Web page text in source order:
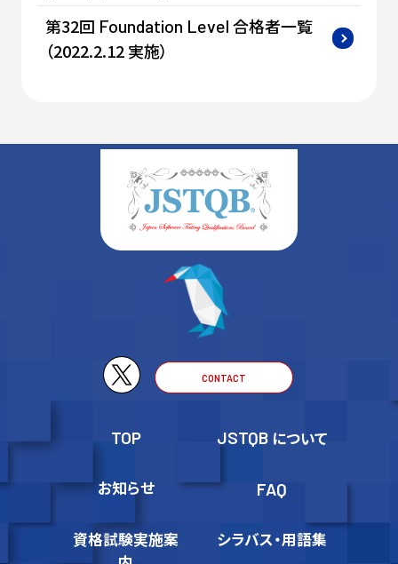
第32回 Foundation Level 合格者一覧
（2022.2.12 実施）
CONTACT
TOP JSTQB について
お知らせ FAQ
資格試験実施案
シラバス・用語集